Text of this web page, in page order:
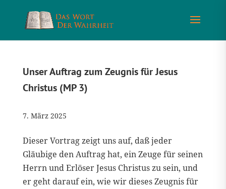
Unser Auftrag zum Zeugnis für Jesus
Christus (MP 3)
7. März 2025
Dieser Vortrag zeigt uns auf, daß jeder
Gläubige den Auftrag hat, ein Zeuge für seinen
Herrn und Erlöser Jesus Christus zu sein, und
er geht darauf ein, wie wir dieses Zeugnis für